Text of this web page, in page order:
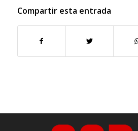
Compartir esta entrada